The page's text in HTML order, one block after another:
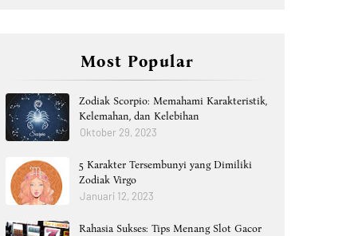
Most Popular
Zodiak Scorpio: Memahami Karakteristik,
Kelemahan, dan Kelebihan
Oktober 29, 2023
5 Karakter Tersembunyi yang Dimiliki
Zodiak Virgo
Januari 12, 2023
Rahasia Sukses: Tips Menang Slot Gacor